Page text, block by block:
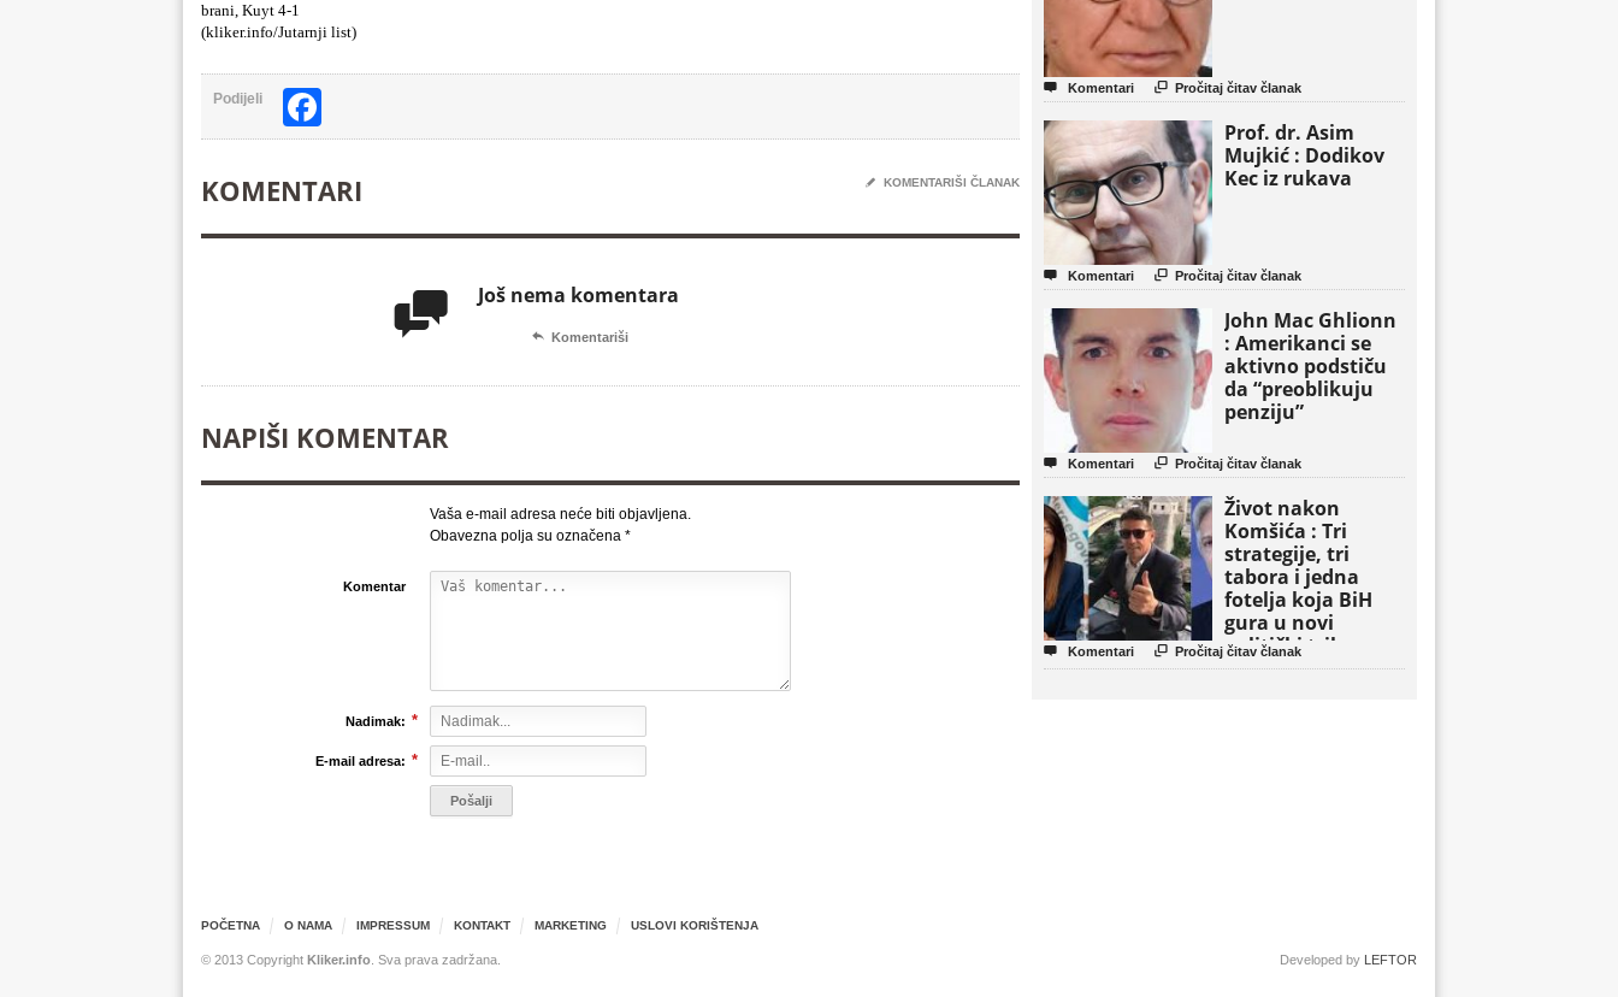
brani, Kuyt 4-1
(kliker.info/Jutarnji list)
Podijeli
KOMENTARI ✎ KOMENTARIŠI ČLANAK
 Još nema komentara
 Komentariši
NAPIŠI KOMENTAR
Vaša e-mail adresa neće biti objavljena.
Obavezna polja su označena *
Komentar
Nadimak: *
E-mail adresa: *
 Komentari  Pročitaj čitav članak
Prof. dr. Asim
Mujkić : Dodikov
Kec iz rukava
 Komentari  Pročitaj čitav članak
John Mac Ghlionn
: Amerikanci se
aktivno podstiču
da “preoblikuju
penziju”
 Komentari  Pročitaj čitav članak
Život nakon
Komšića : Tri
strategije, tri
tabora i jedna
fotelja koja BiH
gura u novi
politički triler
 Komentari  Pročitaj čitav članak
POČETNA O NAMA IMPRESSUM KONTAKT MARKETING USLOVI KORIŠTENJA
© 2013 Copyright Kliker.info . Sva prava zadržana. Developed by LEFTOR